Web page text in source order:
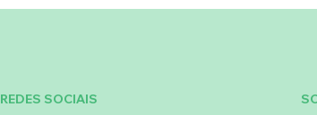
REDES SOCIAIS